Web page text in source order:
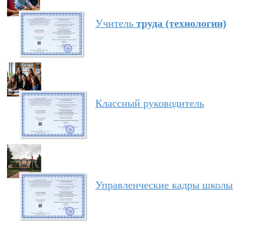
Учитель труда (технологии)
Классный руководитель
Управленческие кадры школы